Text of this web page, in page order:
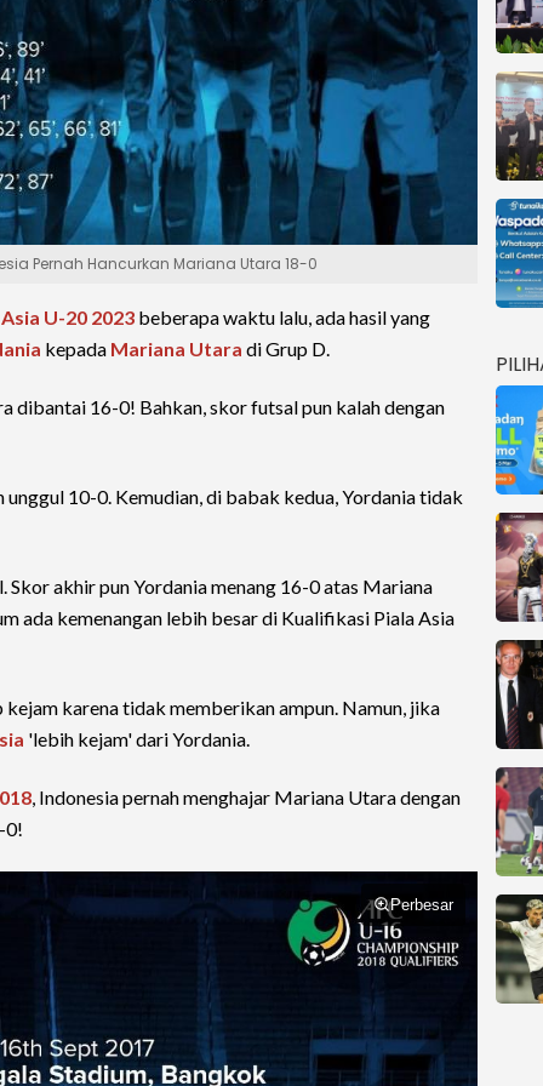
Pernah Hancurkan Mariana Utara 18-0
U-20 2023 beberapa waktu lalu, ada hasil yang
kepada Mariana Utara di Grup D.
dibantai 16-0! Bahkan, skor futsal pun kalah dengan
10-0. Kemudian, di babak kedua, Yordania tidak
Skor akhir pun Yordania menang 16-0 atas Mariana
ada kemenangan lebih besar di Kualifikasi Piala Asia
karena tidak memberikan ampun. Namun, jika
'lebih kejam' dari Yordania.
, Indonesia pernah menghajar Mariana Utara dengan
0!
Perbesar